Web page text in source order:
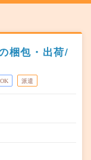
梱包・出荷/
派遣